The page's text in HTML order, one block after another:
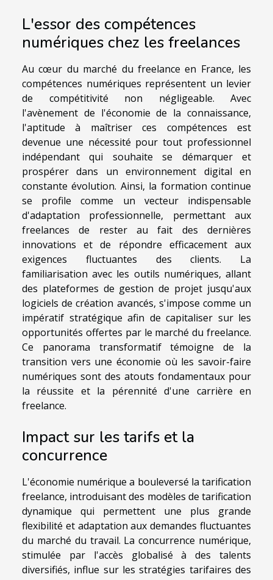
L'essor des compétences
numériques chez les freelances
Au cœur du marché du freelance en France, les
compétences numériques représentent un levier
de compétitivité non négligeable. Avec
l'avènement de l'économie de la connaissance,
l'aptitude à maîtriser ces compétences est
devenue une nécessité pour tout professionnel
indépendant qui souhaite se démarquer et
prospérer dans un environnement digital en
constante évolution. Ainsi, la formation continue
se profile comme un vecteur indispensable
d'adaptation professionnelle, permettant aux
freelances de rester au fait des dernières
innovations et de répondre efficacement aux
exigences fluctuantes des clients. La
familiarisation avec les outils numériques, allant
des plateformes de gestion de projet jusqu'aux
logiciels de création avancés, s'impose comme un
impératif stratégique afin de capitaliser sur les
opportunités offertes par le marché du freelance.
Ce panorama transformatif témoigne de la
transition vers une économie où les savoir-faire
numériques sont des atouts fondamentaux pour
la réussite et la pérennité d'une carrière en
freelance.
Impact sur les tarifs et la
concurrence
L'économie numérique a bouleversé la tarification
freelance, introduisant des modèles de tarification
dynamique qui permettent une plus grande
flexibilité et adaptation aux demandes fluctuantes
du marché du travail. La concurrence numérique,
stimulée par l'accès globalisé à des talents
diversifiés, influe sur les stratégies tarifaires des